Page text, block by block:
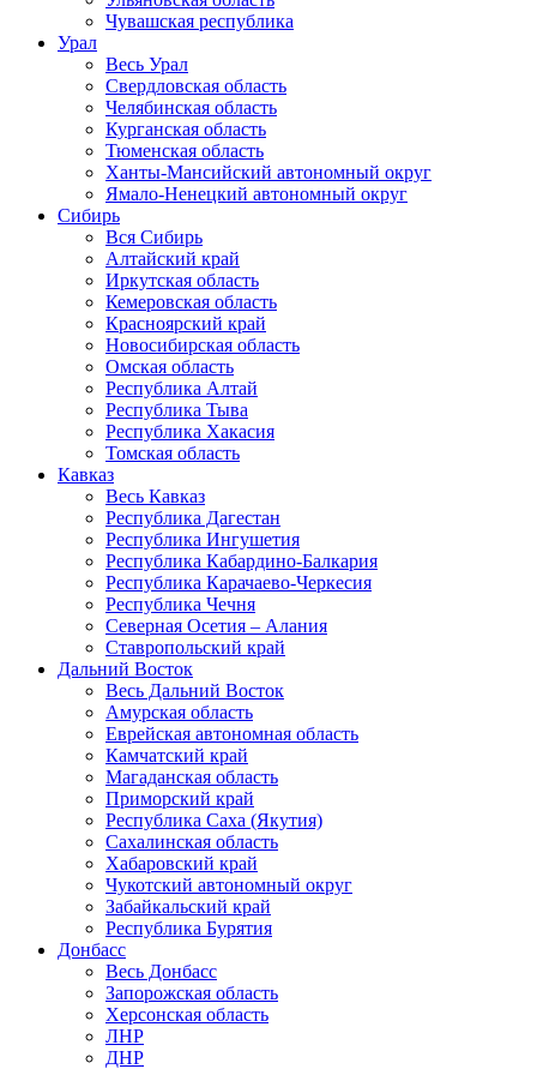
Чувашская республика
Урал
Весь Урал
Свердловская область
Челябинская область
Курганская область
Тюменская область
Ханты-Мансийский автономный округ
Ямало-Ненецкий автономный округ
Сибирь
Вся Сибирь
Алтайский край
Иркутская область
Кемеровская область
Красноярский край
Новосибирская область
Омская область
Республика Алтай
Республика Тыва
Республика Хакасия
Томская область
Кавказ
Весь Кавказ
Республика Дагестан
Республика Ингушетия
Республика Кабардино-Балкария
Республика Карачаево-Черкесия
Республика Чечня
Северная Осетия – Алания
Ставропольский край
Дальний Восток
Весь Дальний Восток
Амурская область
Еврейская автономная область
Камчатский край
Магаданская область
Приморский край
Республика Саха (Якутия)
Сахалинская область
Хабаровский край
Чукотский автономный округ
Забайкальский край
Республика Бурятия
Донбасс
Весь Донбасс
Запорожская область
Херсонская область
ЛНР
ДНР